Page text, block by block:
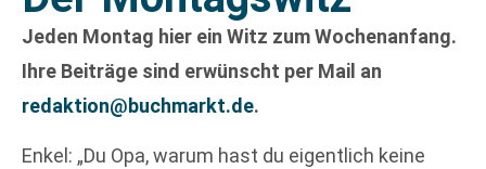
Jeden Montag hier ein Witz zum Wochenanfang.
Ihre Beiträge sind erwünscht per Mail an
redaktion@buchmarkt.de.
Enkel: „Du Opa, warum hast du eigentlich keine